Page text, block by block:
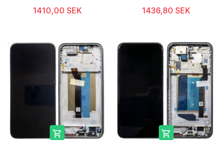
1410,00 SEK 1436,80 SEK
 